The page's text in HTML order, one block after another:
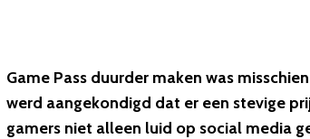
Game Pass duurder maken was
werd aangekondigd dat er een stevige
gamers niet alleen luid op social media